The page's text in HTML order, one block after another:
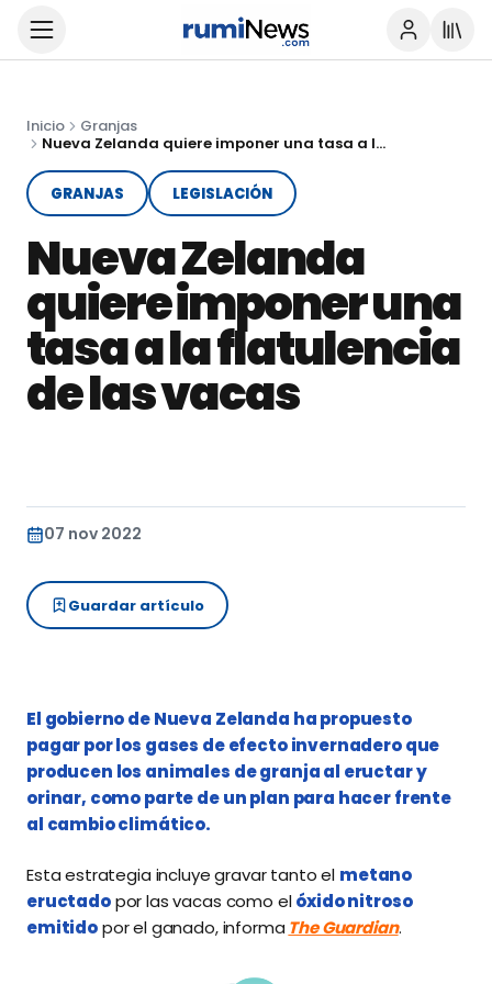
Inicio
Granjas
Nueva Zelanda quiere imponer una tasa a la flatulencia de las vacas
GRANJAS LEGISLACIÓN
Nueva Zelanda
quiere imponer una
tasa a la flatulencia
de las vacas
07 nov 2022
Guardar artículo
El gobierno de Nueva Zelanda ha propuesto
pagar por los gases de efecto invernadero que
producen los animales de granja al eructar y
orinar, como parte de un plan para hacer frente
al cambio climático.
Esta estrategia incluye gravar tanto el metano
eructadopor las vacas como elóxido nitroso
emitidopor el ganado, informa The Guardian.